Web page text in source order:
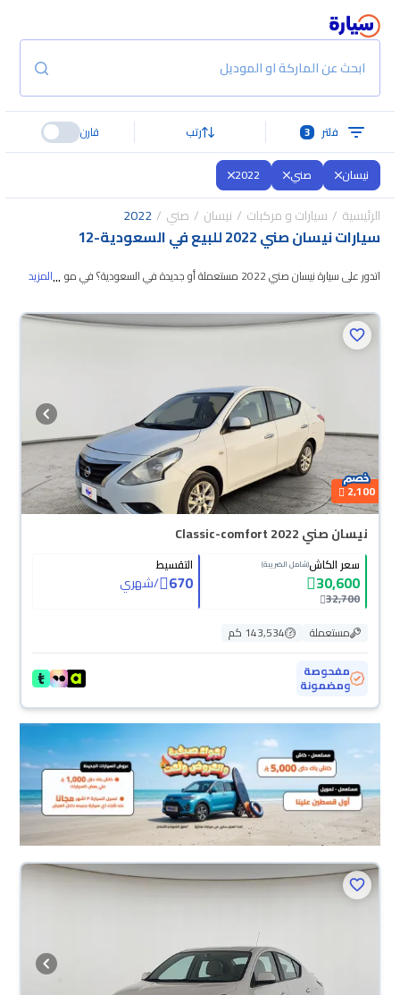
ابحث عن الماركة او الموديل
فلتر 3 رتب قارن
نيسان صني 2022
الرئيسية سيارات و مركبات نيسان صني 2022
سيارات نيسان صني 2022 للبيع في السعودية -
12
اتدور على سيارة نيسان صني 2022 مستعملة أو جديدة في السعودية؟ في موقع
نيسان صني 2022 المستعملة مضمونة ومفحوصة بأكثر من 200 نقطة وتقدر
تقسيط، وتحجزها أونلاين، وبتوصلك لين باب بيتك.
...المزيد
2,100
نيسان صني Classic-comfort 2022
سعر الكاش(شامل الضريبة)
30,600
32,700
التقسيط
670
/شهري
مستعملة
143,534 كم
مفحوصة
ومضمونة